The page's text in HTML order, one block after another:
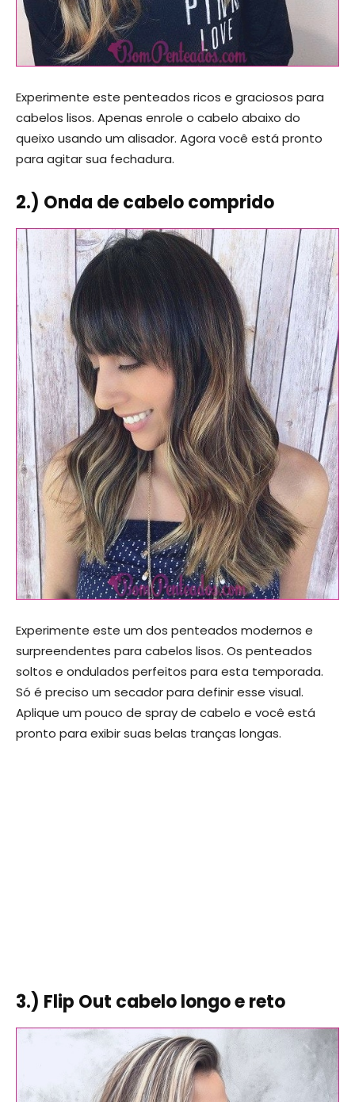
Experimente este penteados ricos e graciosos para
cabelos lisos. Apenas enrole o cabelo abaixo do
queixo usando um alisador. Agora você está pronto
para agitar sua fechadura.
2.) Onda de cabelo comprido
Experimente este um dos penteados modernos e
surpreendentes para cabelos lisos. Os penteados
soltos e ondulados perfeitos para esta temporada.
Só é preciso um secador para definir esse visual.
Aplique um pouco de spray de cabelo e você está
pronto para exibir suas belas tranças longas.
3.) Flip Out cabelo longo e reto